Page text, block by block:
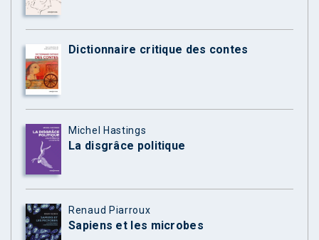
Dictionnaire critique des contes
Michel Hastings
La disgrâce politique
Renaud Piarroux
Sapiens et les microbes